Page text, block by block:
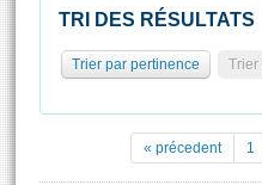
Pétitions
Statistiques et chiffres
Documents de
( Constitution | Règlement
La Bibliothèque
TRI DES RÉSULTATS
Trier par pertinence Trier
« précedent 1